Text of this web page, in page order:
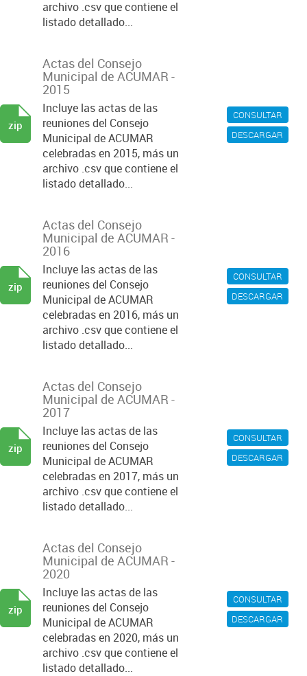
archivo .csv que contiene el
listado detallado...
CONSULTAR
DESCARGAR
Actas del Consejo
Municipal de ACUMAR -
2015
Incluye las actas de las
reuniones del Consejo
Municipal de ACUMAR
celebradas en 2015, más un
archivo .csv que contiene el
listado detallado...
zip
CONSULTAR
DESCARGAR
Actas del Consejo
Municipal de ACUMAR -
2016
Incluye las actas de las
reuniones del Consejo
Municipal de ACUMAR
celebradas en 2016, más un
archivo .csv que contiene el
listado detallado...
zip
CONSULTAR
DESCARGAR
Actas del Consejo
Municipal de ACUMAR -
2017
Incluye las actas de las
reuniones del Consejo
Municipal de ACUMAR
celebradas en 2017, más un
archivo .csv que contiene el
listado detallado...
zip
CONSULTAR
DESCARGAR
Actas del Consejo
Municipal de ACUMAR -
2020
Incluye las actas de las
reuniones del Consejo
Municipal de ACUMAR
celebradas en 2020, más un
archivo .csv que contiene el
listado detallado...
zip